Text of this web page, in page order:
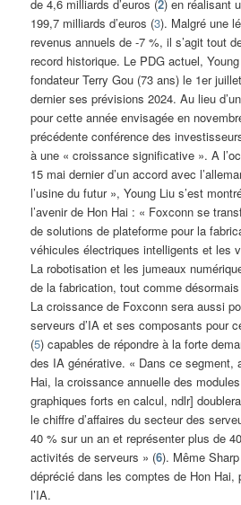
de 4,6 milliards d’euros (2) en réalisant
199,7 milliards d’euros (3). Malgré une
revenus annuels de -7 %, il s’agit tout
record historique. Le PDG actuel,
fondateur Terry Gou (73 ans) le 1er
dernier ses prévisions 2024. Au lieu
pour cette année envisagée en
précédente conférence des
à une « croissance significative ». A
15 mai dernier d’un accord avec
l’usine du futur », Young Liu s’est
l’avenir de Hon Hai : « Foxconn se
de solutions de plateforme pour la
véhicules électriques intelligents et les
La robotisation et les jumeaux
de la fabrication, tout comme
La croissance de Foxconn sera aussi
serveurs d’IA et ses composants pour
(5) capables de répondre à la forte
des IA générative. « Dans ce segment,
Hai, la croissance annuelle des
graphiques forts en calcul, ndlr]
le chiffre d’affaires du secteur des
40 % sur un an et représenter plus de
activités de serveurs » (6). Même
déprécié dans les comptes de Hon Hai,
l’IA.